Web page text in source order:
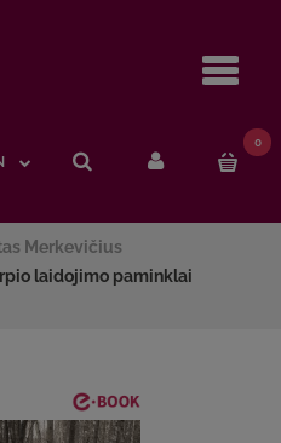
0
Merkevičius
laidojimo paminklai